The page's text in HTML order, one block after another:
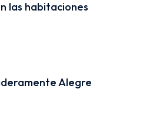
las habitaciones
Alegre